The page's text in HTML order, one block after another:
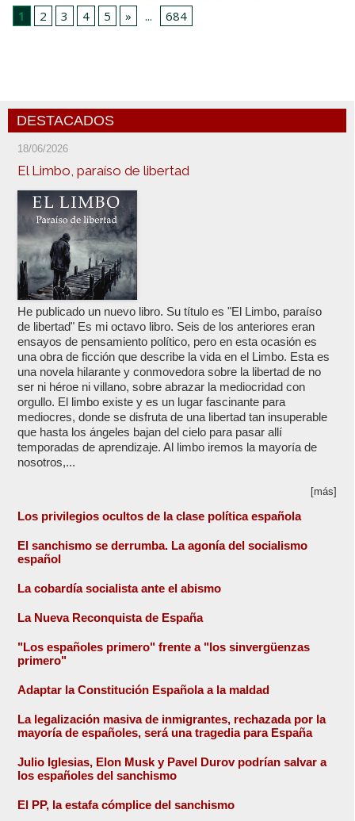
1
2 3 4 5 » ... 684
DESTACADOS
18/06/2026
El Limbo, paraíso de libertad
He publicado un nuevo libro. Su título es "El Limbo, paraíso
de libertad" Es mi octavo libro. Seis de los anteriores eran
ensayos de pensamiento político, pero en esta ocasión es
una obra de ficción que describe la vida en el Limbo. Esta es
una novela hilarante y conmovedora sobre la libertad de no
ser ni héroe ni villano, sobre abrazar la mediocridad con
orgullo. El limbo existe y es un lugar fascinante para
mediocres, donde se disfruta de una libertad tan insuperable
que hasta los ángeles bajan del cielo para pasar allí
temporadas de aprendizaje. Al limbo iremos la mayoría de
nosotros,...
[más]
Los privilegios ocultos de la clase política española
El sanchismo se derrumba. La agonía del socialismo
español
La cobardía socialista ante el abismo
La Nueva Reconquista de España
"Los españoles primero" frente a "los sinvergüenzas
primero"
Adaptar la Constitución Española a la maldad
La legalización masiva de inmigrantes, rechazada por la
mayoría de españoles, será una tragedia para España
Julio Iglesias, Elon Musk y Pavel Durov podrían salvar a
los españoles del sanchismo
El PP, la estafa cómplice del sanchismo